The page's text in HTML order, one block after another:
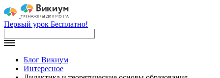
Первый урок Бесплатно!
Блог Викиум
Интересное